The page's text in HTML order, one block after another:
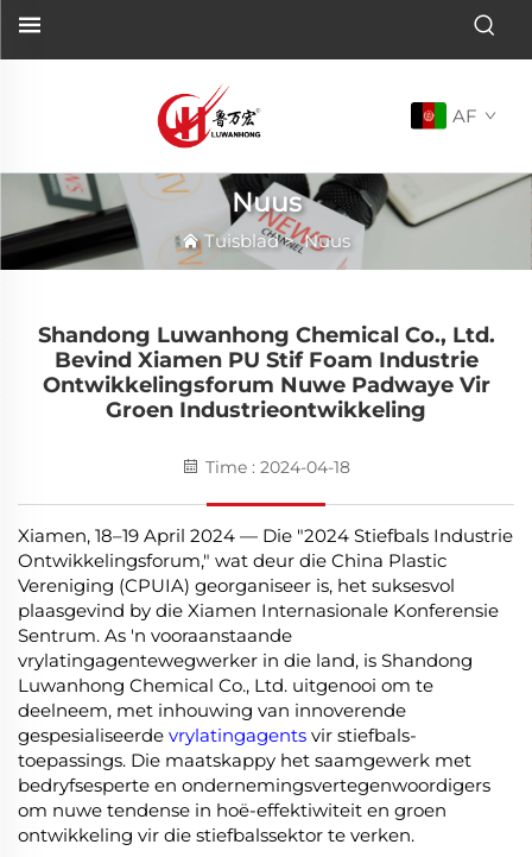
AF
Nuus
Tuisblad>Nuus
Shandong Luwanhong Chemical Co., Ltd.
Bevind Xiamen PU Stif Foam Industrie
Ontwikkelingsforum Nuwe Padwaye Vir
Groen Industrieontwikkeling
Time : 2024-04-18
Xiamen, 18–19 April 2024 — Die "2024 Stiefbals Industrie
Ontwikkelingsforum," wat deur die China Plastic
Vereniging (CPUIA) georganiseer is, het suksesvol
plaasgevind by die Xiamen Internasionale Konferensie
Sentrum. As 'n vooraanstaande
vrylatingagentewegwerker in die land, is Shandong
Luwanhong Chemical Co., Ltd. uitgenooi om te
deelneem, met inhouwing van innoverende
gespesialiseerde vrylatingagents vir stiefbals-
toepassings. Die maatskappy het saamgewerk met
bedryfsesperte en ondernemingsvertegenwoordigers
om nuwe tendense in hoë-effektiwiteit en groen
ontwikkeling vir die stiefbalssektor te verken.